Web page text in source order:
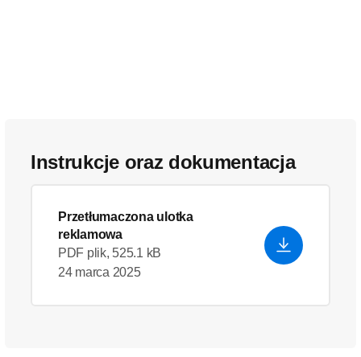
Instrukcje oraz dokumentacja
Przetłumaczona ulotka
reklamowa
PDF plik, 525.1 kB
24 marca 2025